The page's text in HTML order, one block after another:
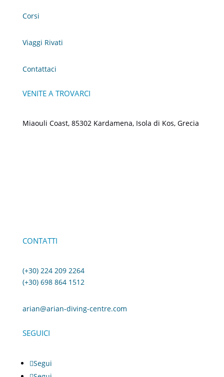
Corsi
Viaggi Rivati
Contattaci
VENITE A TROVARCI
Miaouli Coast, 85302 Kardamena, Isola di Kos, Grecia
CONTATTI
(+30) 224 209 2264
(+30) 698 864 1512
arian@arian-diving-centre.com
SEGUICI
Segui